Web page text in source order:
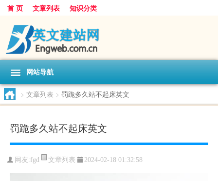
首 页 文章列表 知识分类
网站导航
> 文章列表 > 罚跪多久站不起床英文
罚跪多久站不起床英文
网友:fgd 文章列表 2024-02-18 01:32:58